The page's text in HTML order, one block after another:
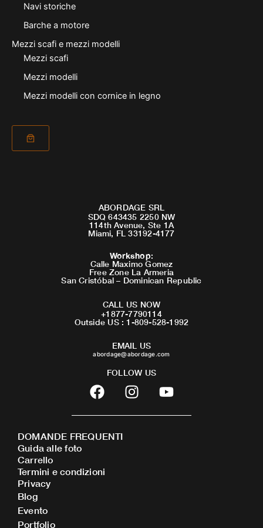
Navi storiche
Barche a motore
Mezzi scafi e mezzi modelli
Mezzi scafi
Mezzi modelli
Mezzi modelli con cornice in legno
ABORDAGE SRL
SDQ 643435 2250 NW
114th Avenue, Ste 1A
Miami, FL 33192-4177
Workshop:
Calle Maximo Gomez
Free Zone La Armeria
San Cristóbal – Dominican Republic
CALL US NOW
+1877-7790114
Outside US : 1-809-528-1992
EMAIL US
abordage@abordage.com
FOLLOW US
F
a
c
b
o
I
n
s
Y
o
u
DOMANDE FREQUENTI
Guida alle foto
Carrello
Termini e condizioni
Privacy
Blog
Evento
Portfolio